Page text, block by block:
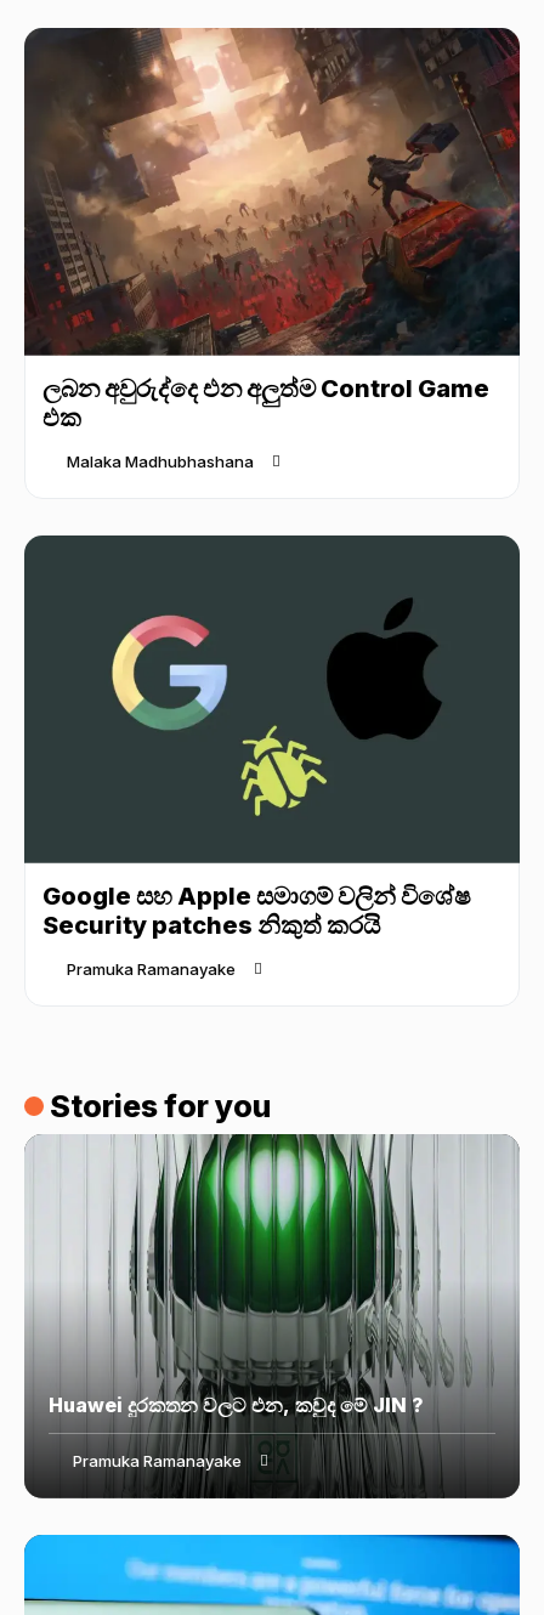
ලබන අවුරුද්දෙ එන අලුත්ම Control Game
එක
Malaka Madhubhashana
Google සහ Apple සමාගම් වලින් විශේෂ
Security patches නිකුත් කරයි
Pramuka Ramanayake
Stories for you
Huawei දුරකතන වලට එන, කවුද මේ JIN ?
Pramuka Ramanayake